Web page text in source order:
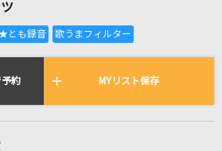
全国りれき
ムで歌われている曲の一覧
約 MYリスト保存